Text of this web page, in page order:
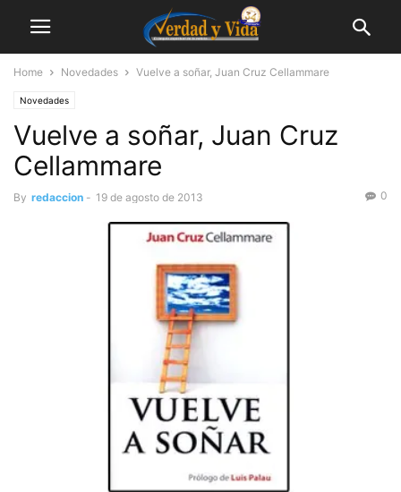
Home Novedades Vuelve a soñar, Juan Cruz Cellammare
Novedades
Vuelve a soñar, Juan Cruz
Cellammare
By redaccion - 19 de agosto de 2013 0